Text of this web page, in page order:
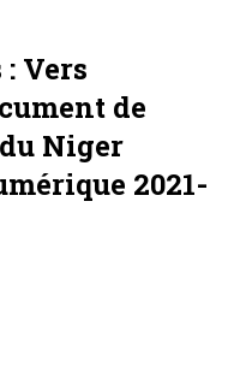
Vers
de
Niger
2021-